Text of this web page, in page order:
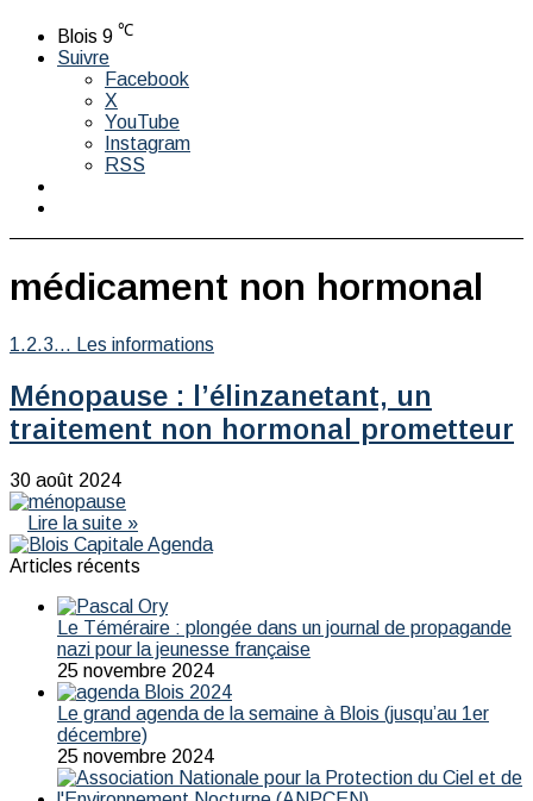
Blois 9 ℃
Suivre
Facebook
X
YouTube
Instagram
RSS
médicament non hormonal
1.2.3... Les informations
Ménopause : l’élinzanetant, un
traitement non hormonal prometteur
30 août 2024
Lire la suite »
Articles récents
Le Téméraire : plongée dans un journal de propagande
nazi pour la jeunesse française
25 novembre 2024
Le grand agenda de la semaine à Blois (jusqu’au 1er
décembre)
25 novembre 2024